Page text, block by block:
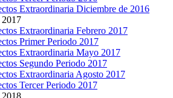
Extraordinaria Diciembre de 2016
Extraordinaria Febrero 2017
Primer Periodo 2017
Extraordinaria Mayo 2017
Segundo Periodo 2017
Extraordinaria Agosto 2017
Tercer Periodo 2017